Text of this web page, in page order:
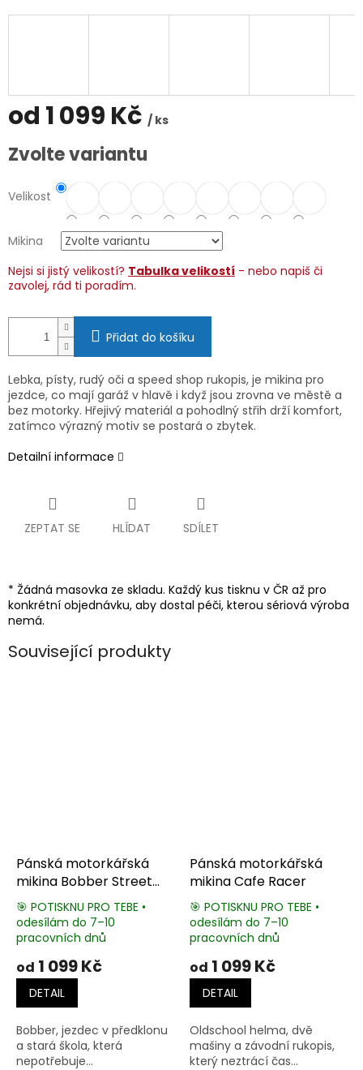
od 1 099 Kč / ks
Měrná
cena:
Zvolte variantu
Velikost
Mikina
Nejsi si jistý velikostí? Tabulka velikostí - nebo napiš či
zavolej, rád ti poradím.
Přidat do košíku
Lebka, písty, rudý oči a speed shop rukopis, je mikina pro
jezdce, co mají garáž v hlavě i když jsou zrovna ve městě a
bez motorky. Hřejivý materiál a pohodlný střih drží komfort,
zatímco výrazný motiv se postará o zbytek.
Detailní informace
ZEPTAT SE HLÍDAT SDÍLET
* Žádná masovka ze skladu. Každý kus tisknu v ČR až pro
konkrétní objednávku, aby dostal péči, kterou sériová výroba
nemá.
Související produkty
Pánská motorkářská
mikina Bobber Street
Racers
Průměrné
hodnocení
je
5,0
hvězdiček.
🎯 POTISKNU PRO TEBE •
odesílám do 7–10
pracovních dnů
od 1 099 Kč
DETAIL
Bobber, jezdec v předklonu
a stará škola, která
nepotřebuje...
Pánská motorkářská
mikina Cafe Racer
Průměrné
hodnocení
je
5,0
hvězdiček.
🎯 POTISKNU PRO TEBE •
odesílám do 7–10
pracovních dnů
od 1 099 Kč
DETAIL
Oldschool helma, dvě
mašiny a závodní rukopis,
který neztrácí čas...